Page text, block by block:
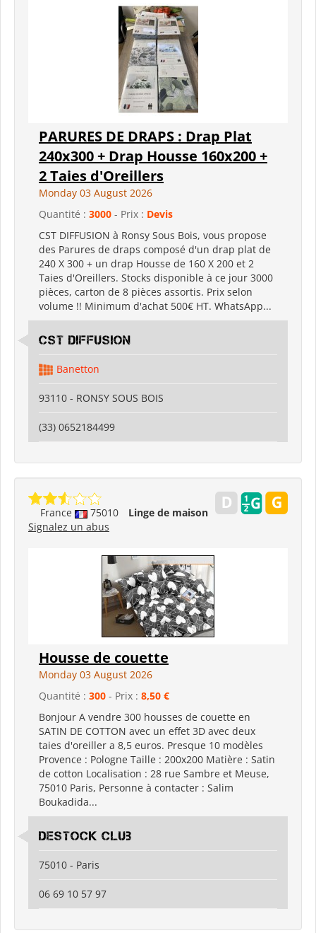
PARURES DE DRAPS : Drap Plat
240x300 + Drap Housse 160x200 +
2 Taies d'Oreillers
Monday 03 August 2026
Quantité : 3000 - Prix : Devis
CST DIFFUSION à Ronsy Sous Bois, vous propose
des Parures de draps composé d'un drap plat de
240 X 300 + un drap Housse de 160 X 200 et 2
Taies d'Oreillers. Stocks disponible à ce jour 3000
pièces, carton de 8 pièces assortis. Prix selon
volume !! Minimum d'achat 500€ HT. WhatsApp...
CST DIFFUSION
Banetton
93110 - RONSY SOUS BOIS
(33) 0652184499
France 75010
Linge de maison
Signalez un abus
Housse de couette
Monday 03 August 2026
Quantité : 300 - Prix : 8,50 €
Bonjour A vendre 300 housses de couette en
SATIN DE COTTON avec un effet 3D avec deux
taies d'oreiller a 8,5 euros. Presque 10 modèles
Provence : Pologne Taille : 200x200 Matière : Satin
de cotton Localisation : 28 rue Sambre et Meuse,
75010 Paris, Personne à contacter : Salim
Boukadida...
Destock Club
75010 - Paris
06 69 10 57 97